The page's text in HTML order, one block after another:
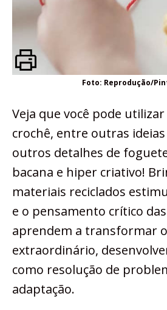
Foto: Reprodução/
Veja que você pode
crochê, entre outras
outros detalhes de
bacana e hiper criativo!
materiais reciclados
e o pensamento crítico
aprendem a transformar
extraordinário,
como resolução de
adaptação.